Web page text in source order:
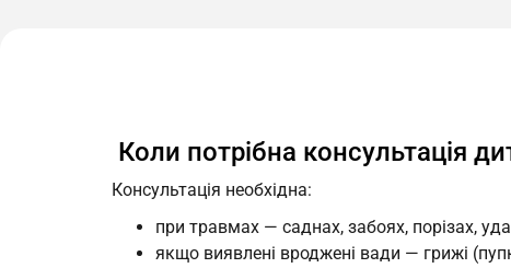
Коли потрібна консультація
Консультація необхідна:
при травмах — саднах, забоях, порізах,
якщо виявлені вроджені вади — грижі